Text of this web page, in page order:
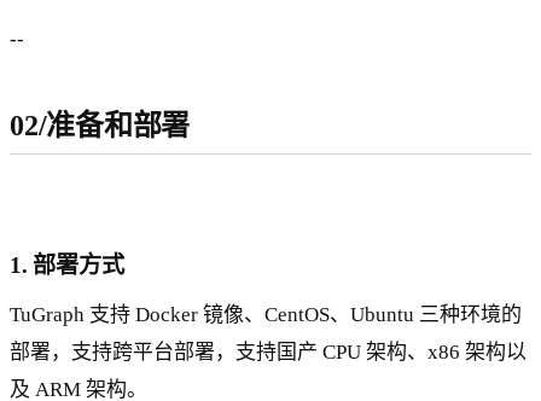
--
02/准备和部署
1. 部署方式
TuGraph 支持 Docker 镜像、CentOS、Ubuntu 三种环境的
部署，支持跨平台部署，支持国产 CPU 架构、x86 架构以
及 ARM 架构。